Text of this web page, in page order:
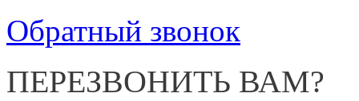
Обратный звонок
ПЕРЕЗВОНИТЬ ВАМ?